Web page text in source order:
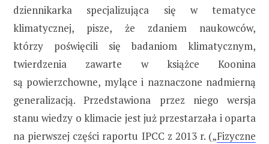
dziennikarka specjalizująca się w tematyce
klimatycznej, pisze, że zdaniem naukowców,
którzy poświęcili się badaniom klimatycznym,
twierdzenia zawarte w książce Koonina
są powierzchowne, mylące i naznaczone nadmierną
generalizacją. Przedstawiona przez niego wersja
stanu wiedzy o klimacie jest już przestarzała i oparta
na pierwszej części raportu IPCC z 2013 r. („Fizyczne